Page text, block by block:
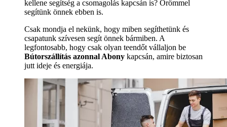
kellene segítség a csomagolás kapcsán is? Örömmel
segítünk önnek ebben is.
Csak mondja el nekünk, hogy miben segíthetünk és
csapatunk szívesen segít önnek bármiben. A
legfontosabb, hogy csak olyan teendőt vállaljon be
Bútorszállítás azonnal Abony kapcsán, amire biztosan
jutt ideje és energiája.